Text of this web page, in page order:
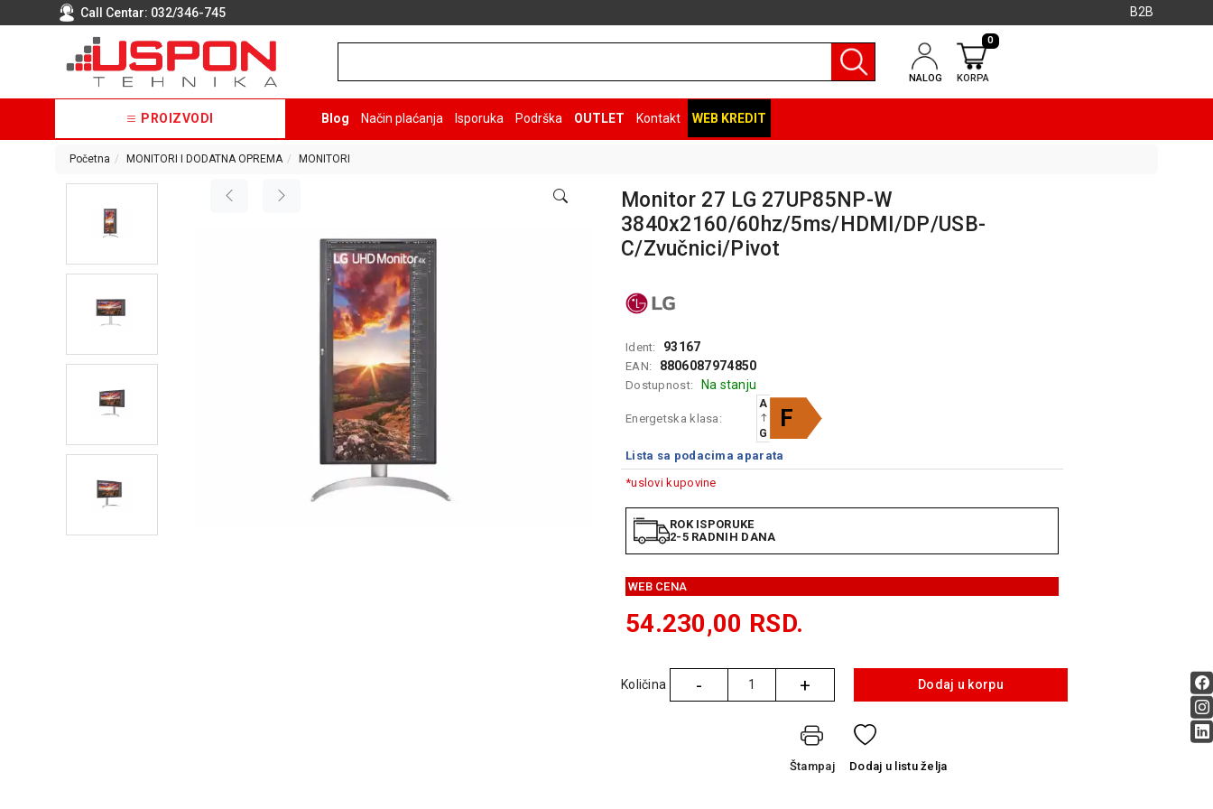
Call Centar: 032/346-745 B2B
NALOG KORPA
0
PROIZVODI Blog Način plaćanja Isporuka Podrška OUTLET Kontakt WEB KREDIT
Početna MONITORI I DODATNA OPREMA MONITORI
Monitor 27 LG 27UP85NP-W
3840x2160/60hz/5ms/HDMI/DP/USB-
C/Zvučnici/Pivot
Ident: 93167
EAN: 8806087974850
Dostupnost: Na stanju
Energetska klasa:
A
G
F
Lista sa podacima aparata
*uslovi kupovine
ROK ISPORUKE
2-5 RADNIH DANA
WEB CENA
54.230,00 RSD.
Količina - + Dodaj u korpu
Štampaj Dodaj u listu želja